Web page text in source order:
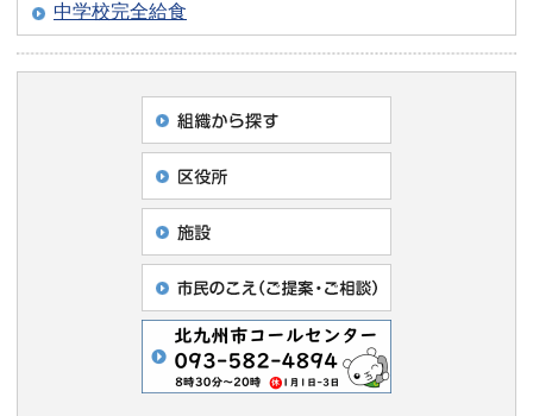
中学校完全給食